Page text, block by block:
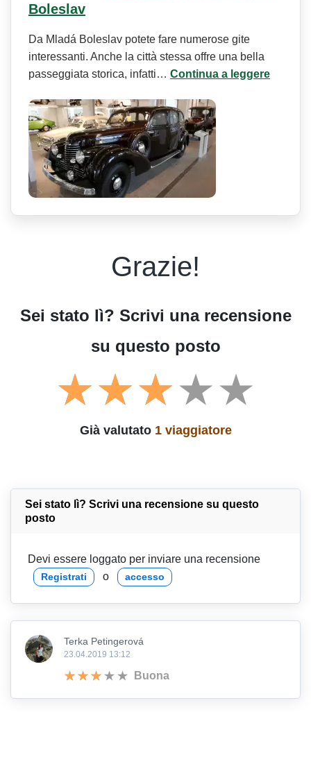
Boleslav
Da Mladá Boleslav potete fare numerose gite
interessanti. Anche la città stessa offre una bella
passeggiata storica, infatti… Continua a leggere
Grazie!
Sei stato lì? Scrivi una recensione
su questo posto
Già valutato 1 viaggiatore
Sei stato lì? Scrivi una recensione su questo
posto
Devi essere loggato per inviare una recensione
Registrati o accesso
Terka Petingerová
23.04.2019 13:12
Buona